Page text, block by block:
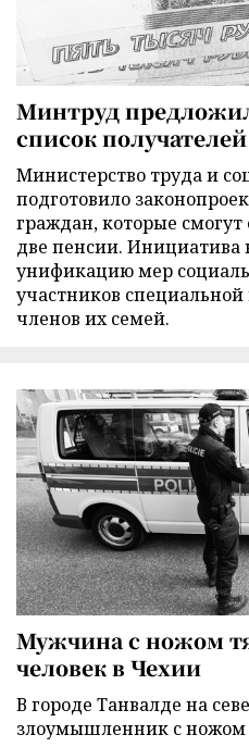
Минтруд
список
Министерство труда и
подготовило
граждан, которые
две пенсии. Инициатива
унификацию мер
участников
членов их семей.
Мужчина с ножом
человек в Чехии
В городе Танвалде на
злоумышленник с ножом